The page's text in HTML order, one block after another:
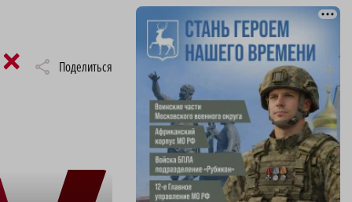
Поделиться
×
Исправительные работы получил
нижегородец с долгом по алиментам 700
тысяч рублей
17:37
Обращения пострадавших продавцов WB
рассмотрят на заседании оперштаба в
августе
17:21
Нижегородская область вошла в число